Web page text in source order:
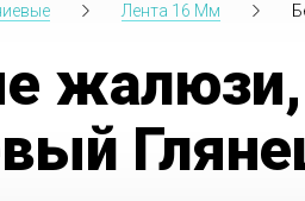
Лента 16 Мм